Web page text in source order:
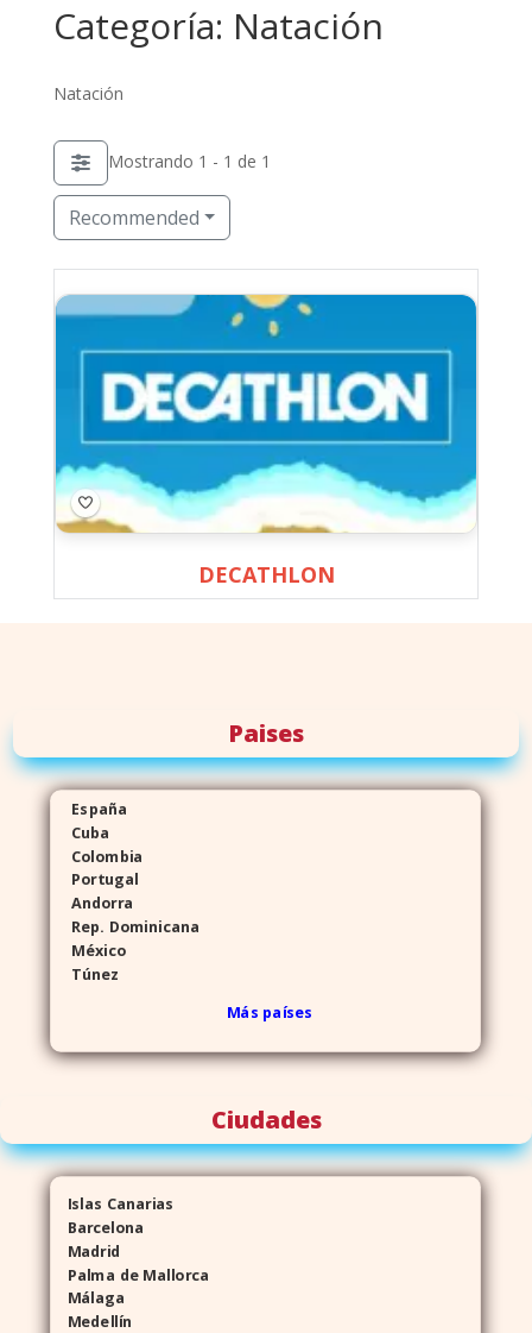
Categoría: Natación
Natación
Mostrando 1 - 1 de 1
Recommended
DECATHLON
Paises
España
Cuba
Colombia
Portugal
Andorra
Rep. Dominicana
México
Túnez
Más países
Ciudades
Islas Canarias
Barcelona
Madrid
Palma de Mallorca
Málaga
Medellín